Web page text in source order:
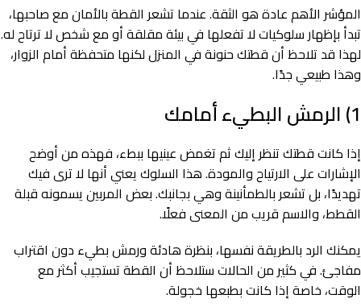
المؤشر الأهم عادة هو الثقة. عندما تشعر القطة بالأمان مع صاحبها،
تبدأ بإظهار سلوكيات لا تفعلها في بيئة مقلقة أو مع شخص لا ترتاح له.
لهذا قد تلاحظ أن قطتك حنونة في المنزل لكنها متحفظة أمام الزوار،
وهذا طبيعي جدًا.
1) الرمش البطيء أمامك
إذا كانت قطتك تنظر إليك ثم تغمض عينيها ببطء، فهذه من أوضح
الإشارات على الارتياح والمودة. هذا السلوك يعني أنها لا ترى فيك
تهديدًا، بل تشعر بالطمأنينة وهي بجانبك. بعض المربين يسمونه قبلة
القطط، والاسم قريب من المعنى فعلًا.
يمكنك الرد بالطريقة نفسها، بنظرة هادئة ورمش بطيء دون اقتراب
مفاجئ. في كثير من الحالات ستلاحظ أن القطة تستجيب أكثر مع
الوقت، خاصة إذا كانت بطبعها خجولة.